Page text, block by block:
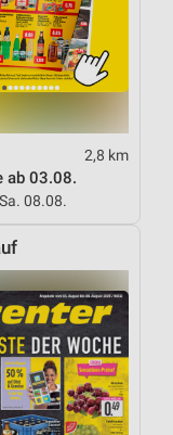
2,8 km
ab 03.08.
08.08.